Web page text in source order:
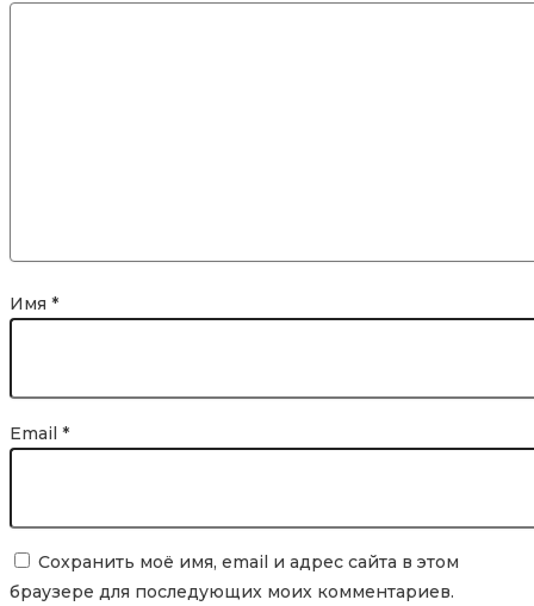
Имя *
Email *
Сохранить моё имя, email и адрес сайта в этом
браузере для последующих моих комментариев.